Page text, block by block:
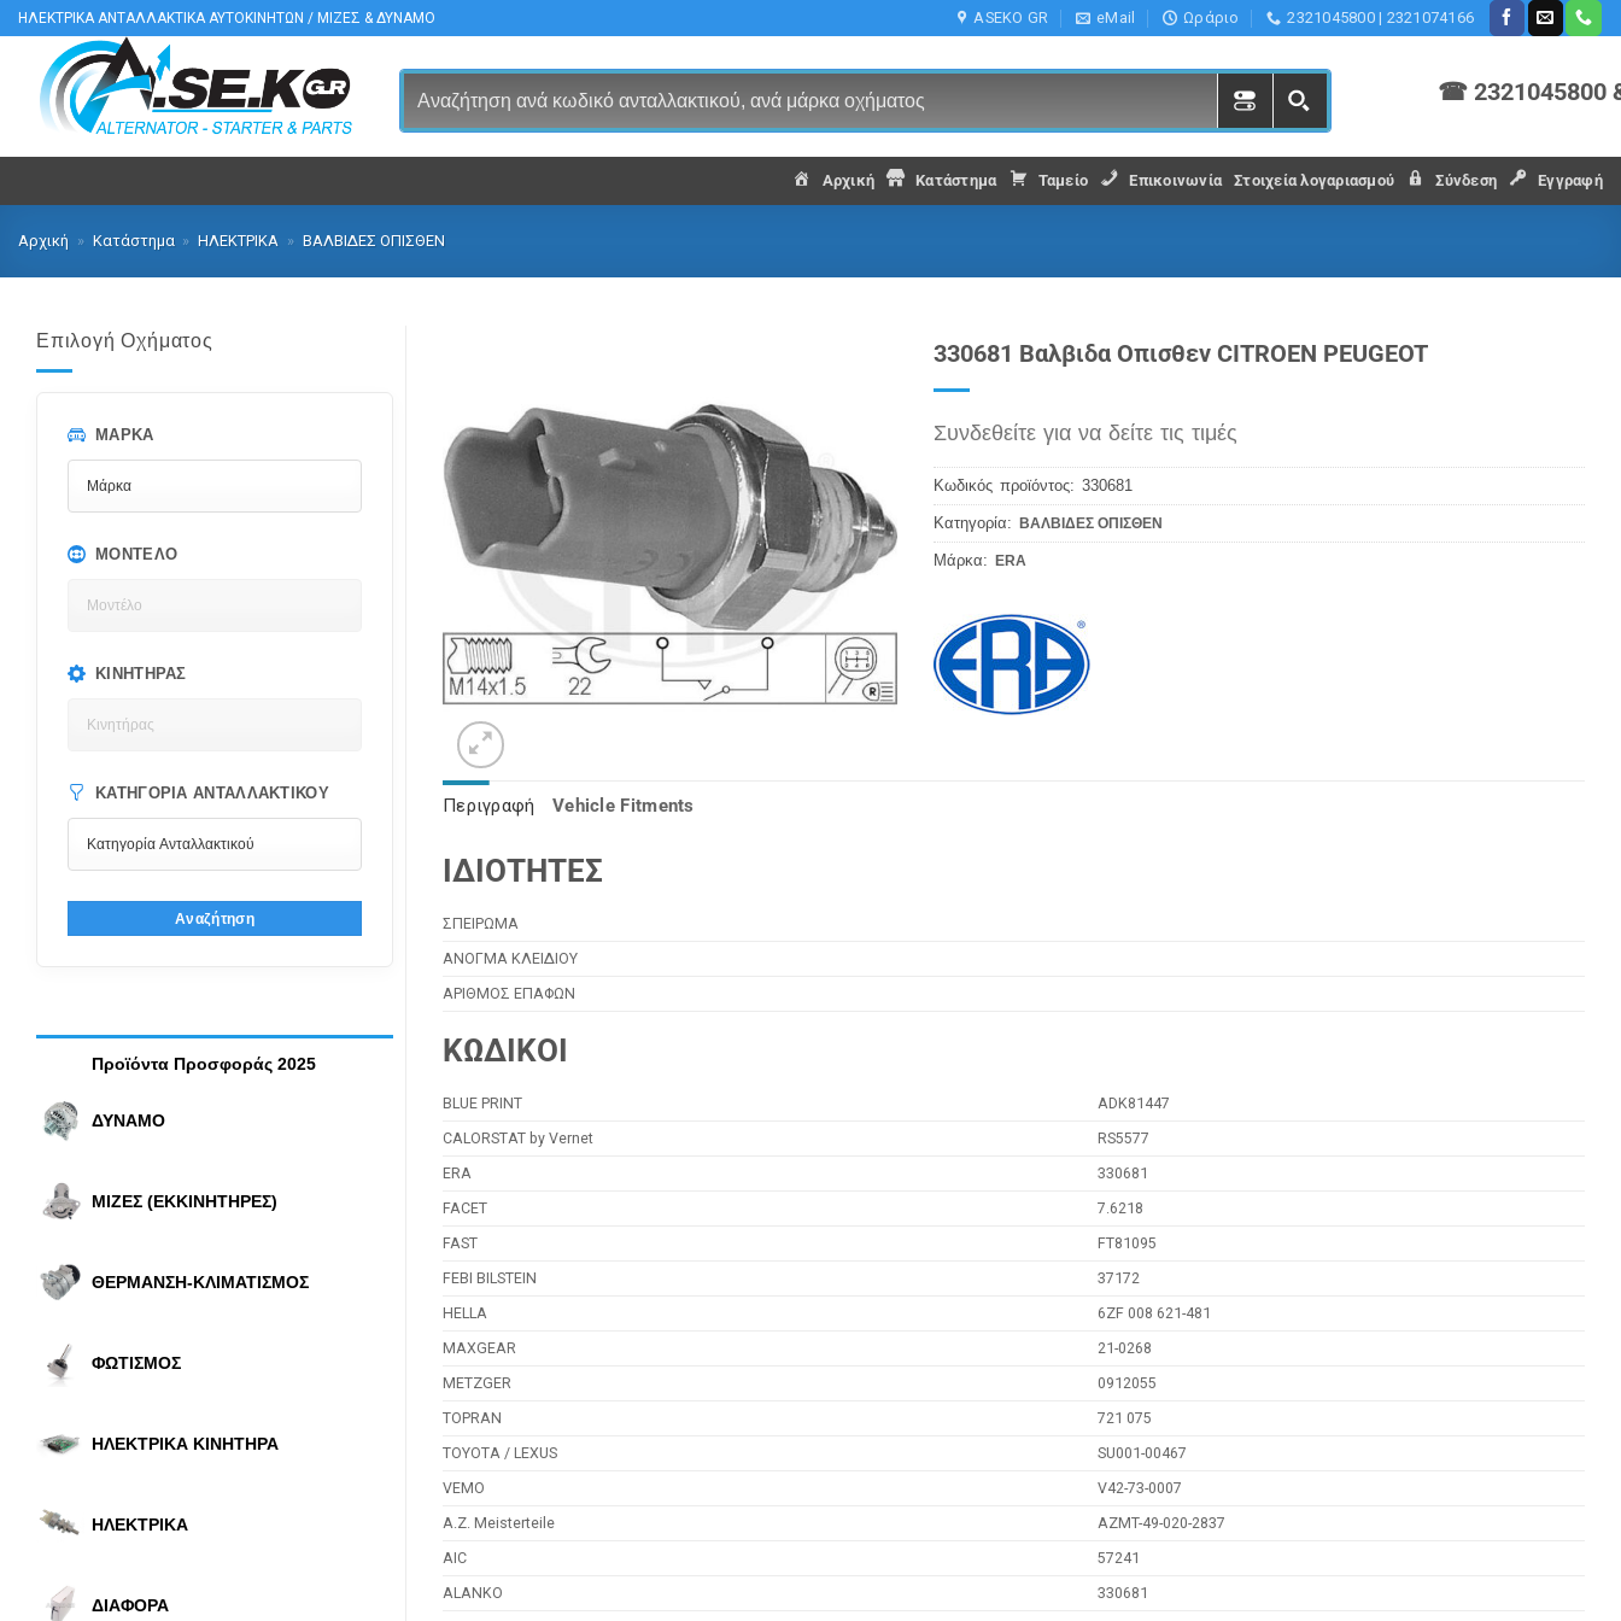
Μετάβαση
στο
περιεχόμενο
ΗΛΕΚΤΡΙΚΑ ΑΝΤΑΛΛΑΚΤΙΚΑ ΑΥΤΟΚΙΝΗΤΩΝ / ΜΙΖΕΣ & ΔΥΝΑΜΟ ASEKO GR eMail Ωράριο 2321045800 | 2321074166
☎ 2321045800
Αρχική Κατάστημα Ταμείο Επικοινωνία Στοιχεία λογαριασμού Σύνδεση Εγγραφή
Αρχική » Κατάστημα » ΗΛΕΚΤΡΙΚΑ » ΒΑΛΒΙΔΕΣ ΟΠΙΣΘΕΝ
Επιλογή Οχήματος
ΜΆΡΚΑ
ΜΟΝΤΈΛΟ
ΚΙΝΗΤΉΡΑΣ
ΚΑΤΗΓΟΡΊΑ ΑΝΤΑΛΛΑΚΤΙΚΟΎ
Αναζήτηση
Προϊόντα Προσφοράς 2025
ΔΥΝΑΜΟ
ΜΙΖΕΣ (ΕΚΚΙΝΗΤΗΡΕΣ)
ΘΕΡΜΑΝΣΗ-ΚΛΙΜΑΤΙΣΜΟΣ
ΦΩΤΙΣΜΟΣ
ΗΛΕΚΤΡΙΚΑ ΚΙΝΗΤΗΡΑ
ΗΛΕΚΤΡΙΚΑ
ΔΙΑΦΟΡΑ
330681 Βαλβιδα Οπισθεν CITROEN PEUGEOT
Συνδεθείτε για να δείτε τις τιμές
Κωδικός προϊόντος:330681
Κατηγορία:ΒΑΛΒΙΔΕΣ ΟΠΙΣΘΕΝ
Μάρκα:ERA
Περιγραφή Vehicle Fitments
ΙΔΙΟΤΗΤΕΣ
ΣΠΕΙΡΩΜΑ
ΑΝΟΓΜΑ ΚΛΕΙΔΙΟΥ
ΑΡΙΘΜΟΣ ΕΠΑΦΩΝ
ΚΩΔΙΚΟΙ
BLUE PRINT
ADK81447
CALORSTAT by Vernet
RS5577
ERA
330681
FACET
7.6218
FAST
FT81095
FEBI BILSTEIN
37172
HELLA
6ZF 008 621-481
MAXGEAR
21-0268
METZGER
0912055
TOPRAN
721 075
TOYOTA / LEXUS
SU001-00467
VEMO
V42-73-0007
A.Z. Meisterteile
AZMT-49-020-2837
AIC
57241
ALANKO
330681